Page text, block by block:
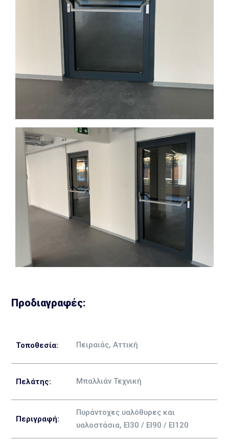
Προδιαγραφές:
Τοποθεσία: Πειραιάς, Αττική
Πελάτης: Μπαλλιάν Τεχνική
Περιγραφή:
Πυράντοχες υαλόθυρες και
υαλοστάσια, EI30 / EI90 / EI120